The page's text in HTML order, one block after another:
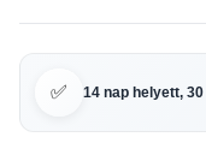
✅ 14 nap helyett,